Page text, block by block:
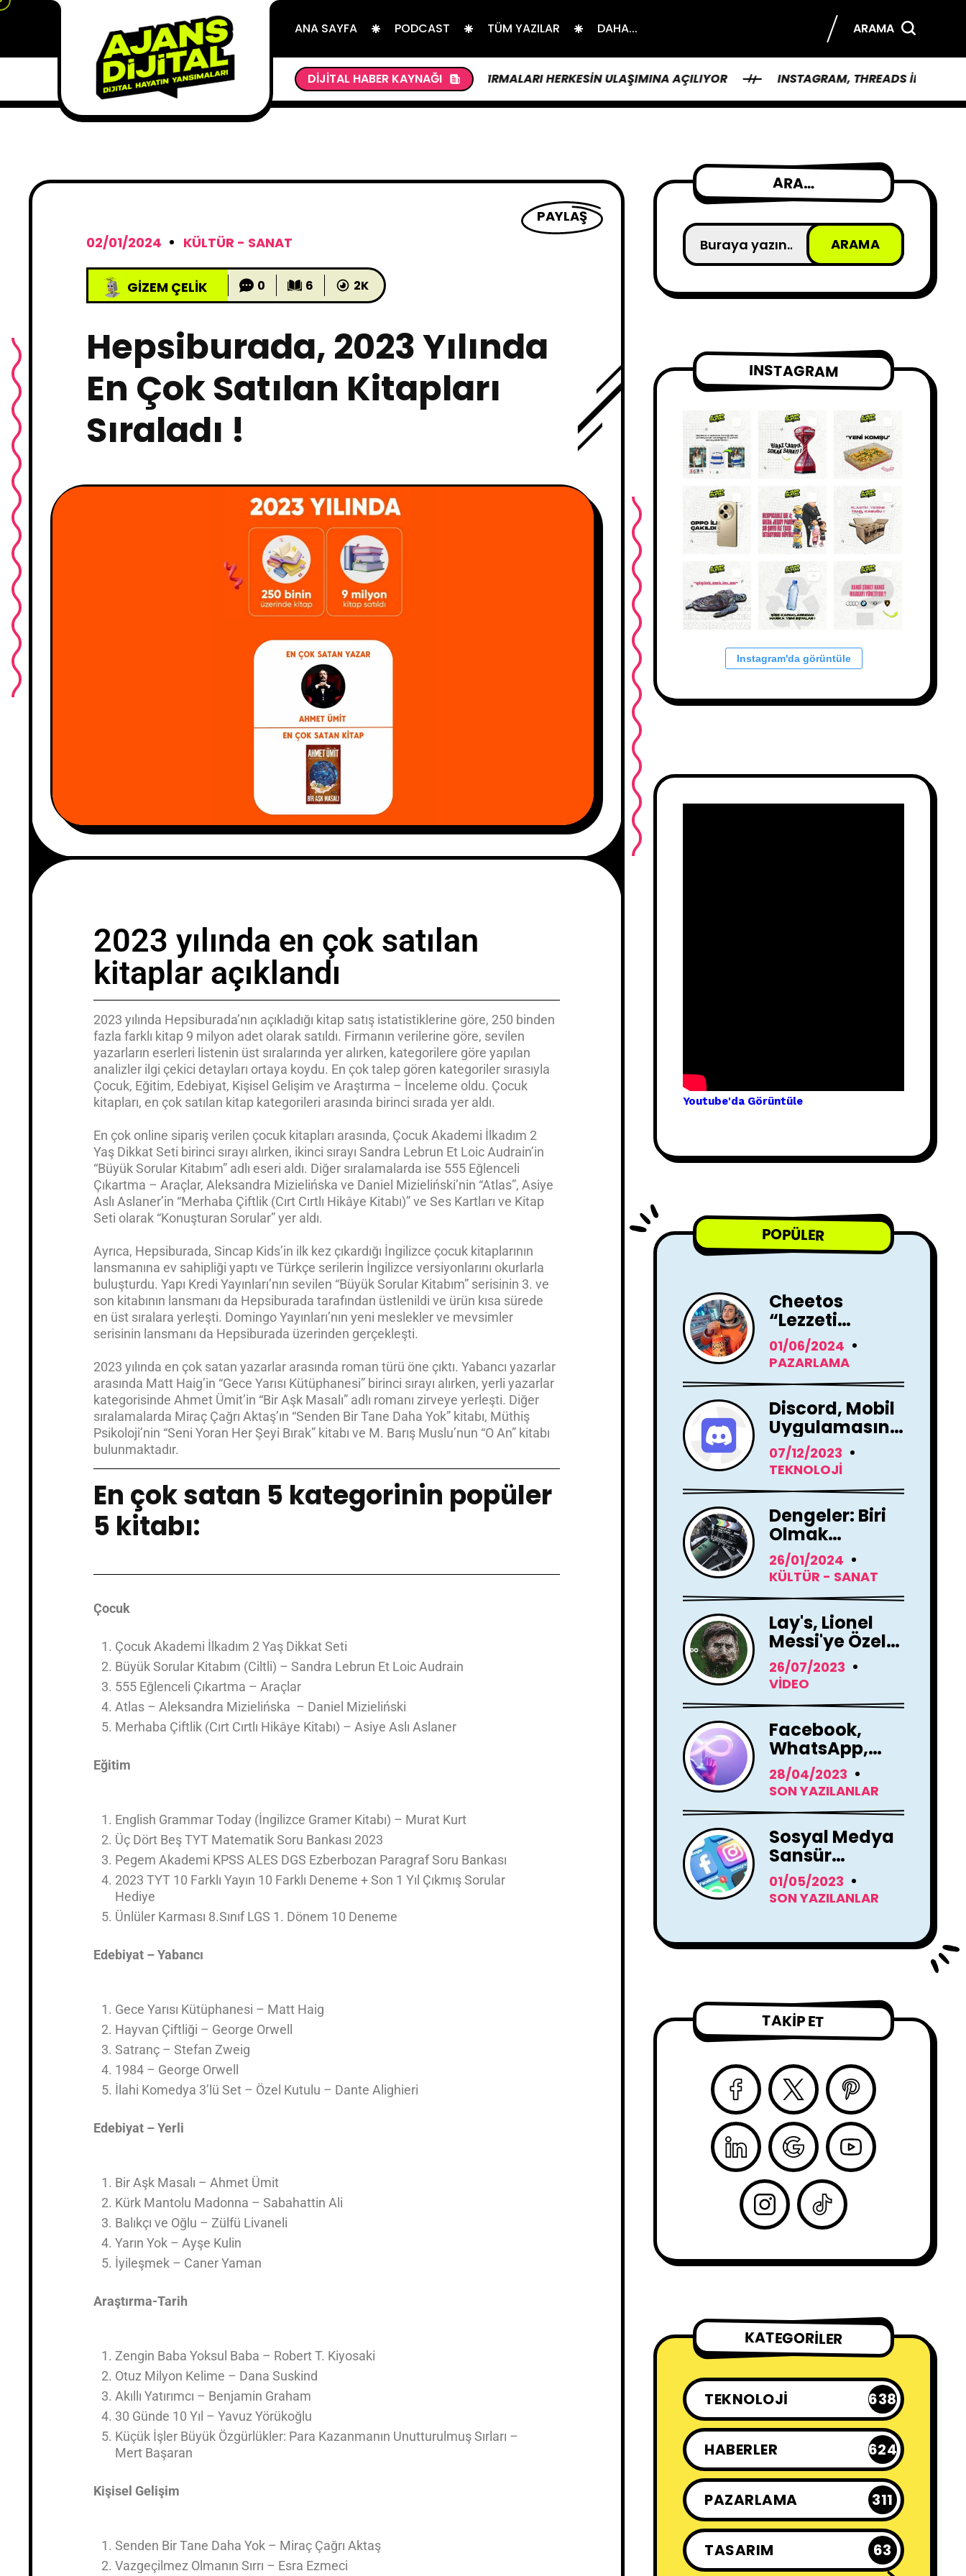
ANA SAYFA PODCAST TÜM YAZILAR DAHA... ARAMA
DIJITAL HABER KAYNAĞI
KRATER OLUŞTURDU? GOOGLE GEMMA ILE YAPAY ZEKA ARAŞTIRMALARI HERKESIN ULAŞIMINA AÇILIYOR INSTAGRAM, THREADS ILE TWITTER’A
PAYLAŞ
02/01/2024
KÜLTÜR - SANAT
GIZEM ÇELIK 0 6 2K
Hepsiburada, 2023 Yılında
En Çok Satılan Kitapları
Sıraladı !
2023 yılında en çok satılan
kitaplar açıklandı
2023 yılında Hepsiburada’nın açıkladığı kitap satış istatistiklerine göre, 250 binden
fazla farklı kitap 9 milyon adet olarak satıldı. Firmanın verilerine göre, sevilen
yazarların eserleri listenin üst sıralarında yer alırken, kategorilere göre yapılan
analizler ilgi çekici detayları ortaya koydu. En çok talep gören kategoriler sırasıyla
Çocuk, Eğitim, Edebiyat, Kişisel Gelişim ve Araştırma – İnceleme oldu. Çocuk
kitapları, en çok satılan kitap kategorileri arasında birinci sırada yer aldı.
En çok online sipariş verilen çocuk kitapları arasında, Çocuk Akademi İlkadım 2
Yaş Dikkat Seti birinci sırayı alırken, ikinci sırayı Sandra Lebrun Et Loic Audrain’in
“Büyük Sorular Kitabım” adlı eseri aldı. Diğer sıralamalarda ise 555 Eğlenceli
Çıkartma – Araçlar, Aleksandra Mizielińska ve Daniel Mizieliński’nin “Atlas”, Asiye
Aslı Aslaner’in “Merhaba Çiftlik (Cırt Cırtlı Hikâye Kitabı)” ve Ses Kartları ve Kitap
Seti olarak “Konuşturan Sorular” yer aldı.
Ayrıca, Hepsiburada, Sincap Kids’in ilk kez çıkardığı İngilizce çocuk kitaplarının
lansmanına ev sahipliği yaptı ve Türkçe serilerin İngilizce versiyonlarını okurlarla
buluşturdu. Yapı Kredi Yayınları’nın sevilen “Büyük Sorular Kitabım” serisinin 3. ve
son kitabının lansmanı da Hepsiburada tarafından üstlenildi ve ürün kısa sürede
en üst sıralara yerleşti. Domingo Yayınları’nın yeni meslekler ve mevsimler
serisinin lansmanı da Hepsiburada üzerinden gerçekleşti.
2023 yılında en çok satan yazarlar arasında roman türü öne çıktı. Yabancı yazarlar
arasında Matt Haig’in “Gece Yarısı Kütüphanesi” birinci sırayı alırken, yerli yazarlar
kategorisinde Ahmet Ümit’in “Bir Aşk Masalı” adlı romanı zirveye yerleşti. Diğer
sıralamalarda Miraç Çağrı Aktaş’ın “Senden Bir Tane Daha Yok” kitabı, Müthiş
Psikoloji’nin “Seni Yoran Her Şeyi Bırak” kitabı ve M. Barış Muslu’nun “O An” kitabı
bulunmaktadır.
En çok satan 5 kategorinin popüler
5 kitabı:
Çocuk
Çocuk Akademi İlkadım 2 Yaş Dikkat Seti
Büyük Sorular Kitabım (Ciltli) – Sandra Lebrun Et Loic Audrain
555 Eğlenceli Çıkartma – Araçlar
Atlas – Aleksandra Mizielińska – Daniel Mizieliński
Merhaba Çiftlik (Cırt Cırtlı Hikâye Kitabı) – Asiye Aslı Aslaner
Eğitim
English Grammar Today (İngilizce Gramer Kitabı) – Murat Kurt
Üç Dört Beş TYT Matematik Soru Bankası 2023
Pegem Akademi KPSS ALES DGS Ezberbozan Paragraf Soru Bankası
2023 TYT 10 Farklı Yayın 10 Farklı Deneme + Son 1 Yıl Çıkmış Sorular
Hediye
Ünlüler Karması 8.Sınıf LGS 1. Dönem 10 Deneme
Edebiyat – Yabancı
Gece Yarısı Kütüphanesi – Matt Haig
Hayvan Çiftliği – George Orwell
Satranç – Stefan Zweig
1984 – George Orwell
İlahi Komedya 3’lü Set – Özel Kutulu – Dante Alighieri
Edebiyat – Yerli
Bir Aşk Masalı – Ahmet Ümit
Kürk Mantolu Madonna – Sabahattin Ali
Balıkçı ve Oğlu – Zülfü Livaneli
Yarın Yok – Ayşe Kulin
İyileşmek – Caner Yaman
Araştırma-Tarih
Zengin Baba Yoksul Baba – Robert T. Kiyosaki
Otuz Milyon Kelime – Dana Suskind
Akıllı Yatırımcı – Benjamin Graham
30 Günde 10 Yıl – Yavuz Yörükoğlu
Küçük İşler Büyük Özgürlükler: Para Kazanmanın Unutturulmuş Sırları –
Mert Başaran
Kişisel Gelişim
Senden Bir Tane Daha Yok – Miraç Çağrı Aktaş
Vazgeçilmez Olmanın Sırrı – Esra Ezmeci
ARA…
INSTAGRAM
Instagram'da görüntüle
Youtube'da Görüntüle
POPÜLER
Cheetos
“Lezzeti
Kendini Ele
Verir” Reklam
Yayında !
01/06/2024
PAZARLAMA
Discord, Mobil
Uygulamasını
Tamamen
Yenileme
Kararı Aldı
07/12/2023
TEKNOLOJI
Dengeler: Biri
Olmak
Dizisi'nin
Çekimleri
Başladı !
26/01/2024
KÜLTÜR - SANAT
Lay's, Lionel
Messi'ye Özel
Hoş Geldin
Mesajı!
26/07/2023
VIDEO
Facebook,
WhatsApp,
Instagram
Yapay Zeka
Araçları
Kullanacak
28/04/2023
SON YAZILANLAR
Sosyal Medya
Sansür
Tartışmaları
01/05/2023
SON YAZILANLAR
TAKIP ET
KATEGORILER
TEKNOLOJI 638
HABERLER 624
PAZARLAMA 311
TASARIM 63